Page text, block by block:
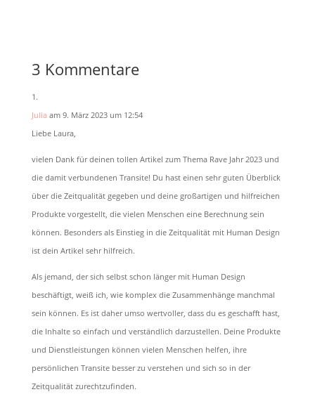
3 Kommentare
Julia am 9. März 2023 um 12:54
Liebe Laura,
vielen Dank für deinen tollen Artikel zum Thema Rave Jahr 2023 und
die damit verbundenen Transite! Du hast einen sehr guten Überblick
über die Zeitqualität gegeben und deine großartigen und hilfreichen
Produkte vorgestellt, die vielen Menschen eine Berechnung sein
können. Besonders als Einstieg in die Zeitqualität mit Human Design
ist dein Artikel sehr hilfreich.
Als jemand, der sich selbst schon länger mit Human Design
beschäftigt, weiß ich, wie komplex die Zusammenhänge manchmal
sein können. Es ist daher umso wertvoller, dass du es geschafft hast,
die Inhalte so einfach und verständlich darzustellen. Deine Produkte
und Dienstleistungen können vielen Menschen helfen, ihre
persönlichen Transite besser zu verstehen und sich so in der
Zeitqualität zurechtzufinden.